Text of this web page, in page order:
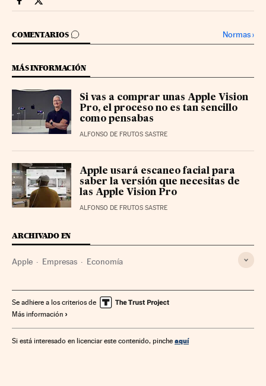
Smartlife Cinco Días en Facebook
Smartlife Cinco Días en Twitter
COMENTARIOS
IR A LOS COMENTARIOS Normas›
MÁS INFORMACIÓN
Si vas a comprar unas Apple Vision
Pro, el proceso no es tan sencillo
como pensabas
ALFONSO DE FRUTOS SASTRE
Apple usará escaneo facial para
saber la versión que necesitas de
las Apple Vision Pro
ALFONSO DE FRUTOS SASTRE
ARCHIVADO EN
Apple Empresas Economía
Se adhiere a los criterios de
Más información
Si está interesado en licenciar este contenido, pinche aquí